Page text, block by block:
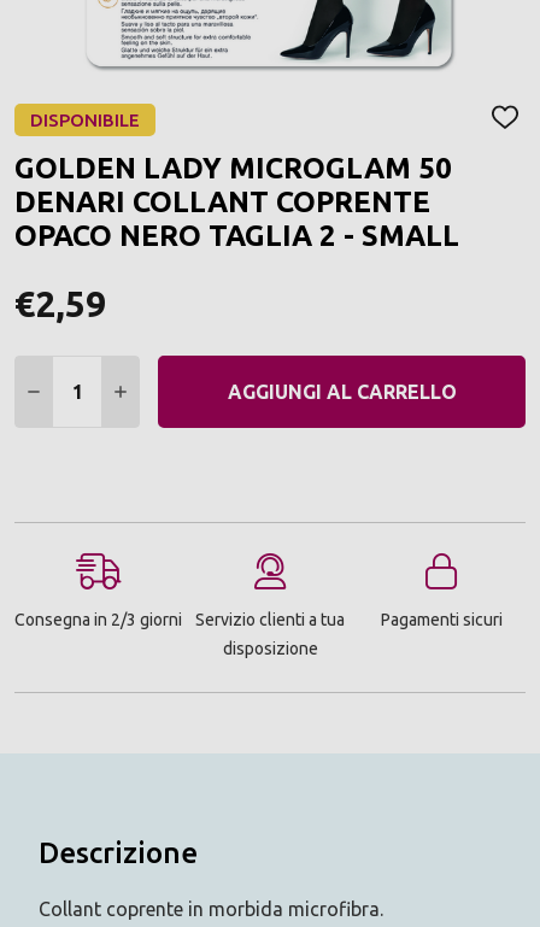
DISPONIBILE
GOLDEN LADY MICROGLAM 50
DENARI COLLANT COPRENTE
OPACO NERO TAGLIA 2 - SMALL
€2,59
DIMINUIRE QUANTITÀ:
AUMENTARE QUANTITÀ:
AGGIUNGI AL CARRELLO
Consegna in 2/3 giorni
Servizio clienti a tua
disposizione
Pagamenti sicuri
Descrizione
Collant coprente in morbida microfibra.